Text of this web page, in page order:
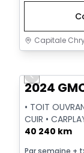
Capitale
Vidéo
Previous
2024
• TOIT
CUIR •
40 240 km
Par semaine +